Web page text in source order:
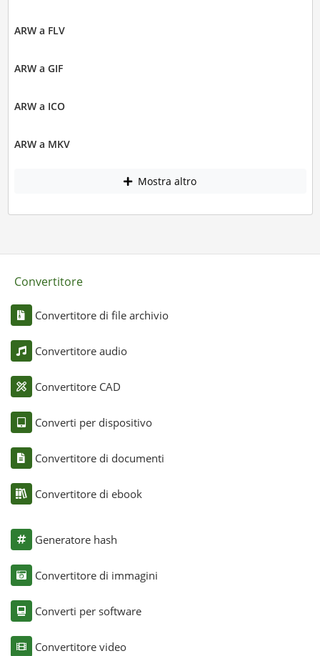
ARW a FLV
ARW a GIF
ARW a ICO
ARW a MKV
Mostra altro
Convertitore
Convertitore di file archivio
Convertitore audio
Convertitore CAD
Converti per dispositivo
Convertitore di documenti
Convertitore di ebook
Generatore hash
Convertitore di immagini
Converti per software
Convertitore video